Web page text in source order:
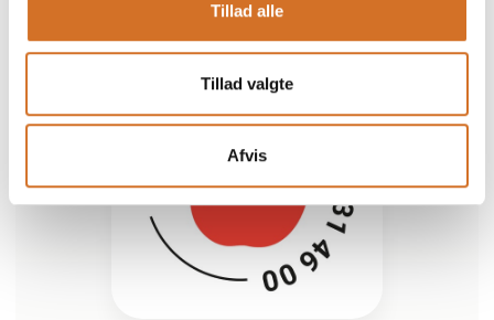
Tillad alle
Tillad valgte
Afvis